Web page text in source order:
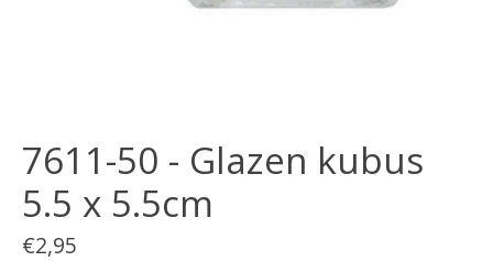
7611-50 - Glazen kubus
5.5 x 5.5cm
€2,95